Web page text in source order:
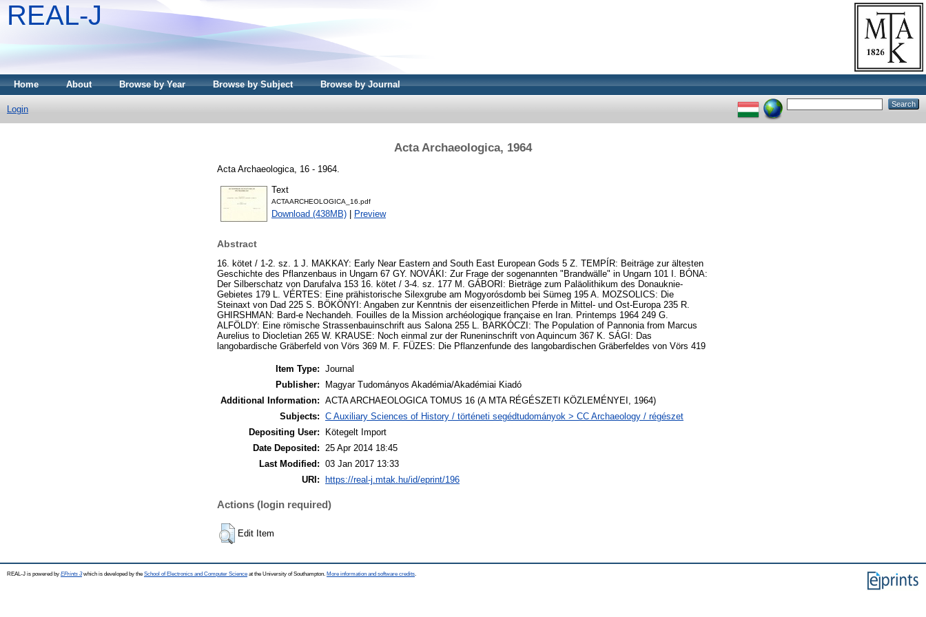
REAL-J
Home About Browse by Year Browse by Subject Browse by Journal
Login
Acta Archaeologica, 1964
Acta Archaeologica, 16 - 1964.
Text
ACTAARCHEOLOGICA_16.pdf
Download (438MB) Preview
Abstract
16. kötet / 1-2. sz. 1 J. MAKKAY: Early Near Eastern and South East European Gods 5 Z. TEMPÍR: Beiträge zur ältesten
Geschichte des Pflanzenbaus in Ungarn 67 GY. NOVÁKI: Zur Frage der sogenannten "Brandwälle" in Ungarn 101 I. BÓNA:
Der Silberschatz von Darufalva 153 16. kötet / 3-4. sz. 177 M. GÁBORI: Bieträge zum Paläolithikum des Donauknie-
Gebietes 179 L. VÉRTES: Eine prähistorische Silexgrube am Mogyorósdomb bei Sümeg 195 A. MOZSOLICS: Die
Steinaxt von Dad 225 S. BÖKÖNYI: Angaben zur Kenntnis der eisenzeitlichen Pferde in Mittel- und Ost-Europa 235 R.
GHIRSHMAN: Bard-e Nechandeh. Fouilles de la Mission archéologique française en Iran. Printemps 1964 249 G.
ALFÖLDY: Eine römische Strassenbauinschrift aus Salona 255 L. BARKÓCZI: The Population of Pannonia from Marcus
Aurelius to Diocletian 265 W. KRAUSE: Noch einmal zur der Runeninschrift von Aquincum 367 K. SÁGI: Das
langobardische Gräberfeld von Vörs 369 M. F. FÜZES: Die Pflanzenfunde des langobardischen Gräberfeldes von Vörs 419
Item Type: Journal
Publisher:
Magyar Tudományos Akadémia/Akadémiai Kiadó
Additional Information: ACTA ARCHAEOLOGICA TOMUS 16 (A MTA RÉGÉSZETI KÖZLEMÉNYEI, 1964)
Subjects: C Auxiliary Sciences of History / történeti segédtudományok > CC Archaeology / régészet
Depositing User:
Kötegelt Import
Date Deposited:
25 Apr 2014 18:45
Last Modified: 03 Jan 2017 13:33
URI: https://real-j.mtak.hu/id/eprint/196
Actions (login required)
Edit Item
REAL-J is powered by EPrints 3which is developed by the School of Electronics and Computer Science at the University of Southampton. More information and software credits